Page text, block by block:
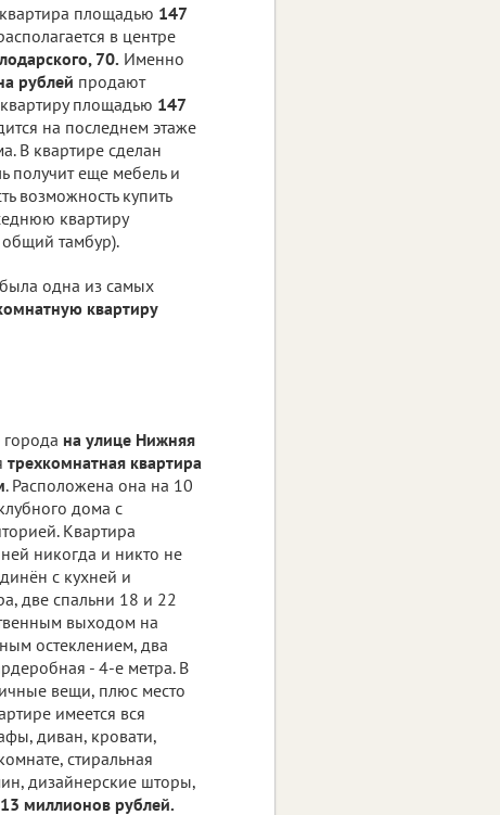
площадью 147
в центре
70. Именно
рублей продают
площадью 147
на последнем этаже
В квартире сделан
получит еще мебель и
возможность купить
квартиру
тамбур).
была одна из самых
квартиру
на улице Нижняя
трехкомнатная квартира
. Расположена она на 10
дома с
Квартира
никогда и никто не
с кухней и
две спальни 18 и 22
выходом на
остеклением, два
- 4-е метра. В
вещи, плюс место
имеется вся
диван, кровати,
стиральная
дизайнерские шторы,
13 миллионов рублей.